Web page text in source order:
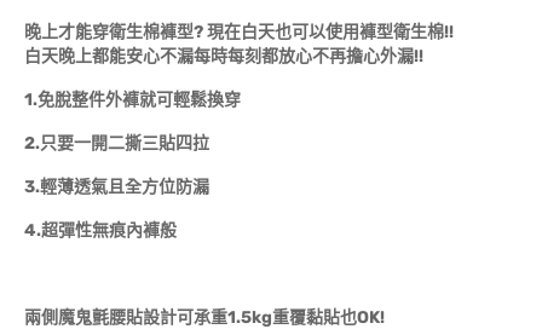
晚上才能穿衛生棉褲型? 現在白天也可以使用褲型衛生棉!!
白天晚上都能安心不漏每時每刻都放心不再擔心外漏!!
1.免脫整件外褲就可輕鬆換穿
2.只要一開二撕三貼四拉
3.輕薄透氣且全方位防漏
4.超彈性無痕內褲般
兩側魔鬼氈腰貼設計可承重1.5kg重覆黏貼也OK!